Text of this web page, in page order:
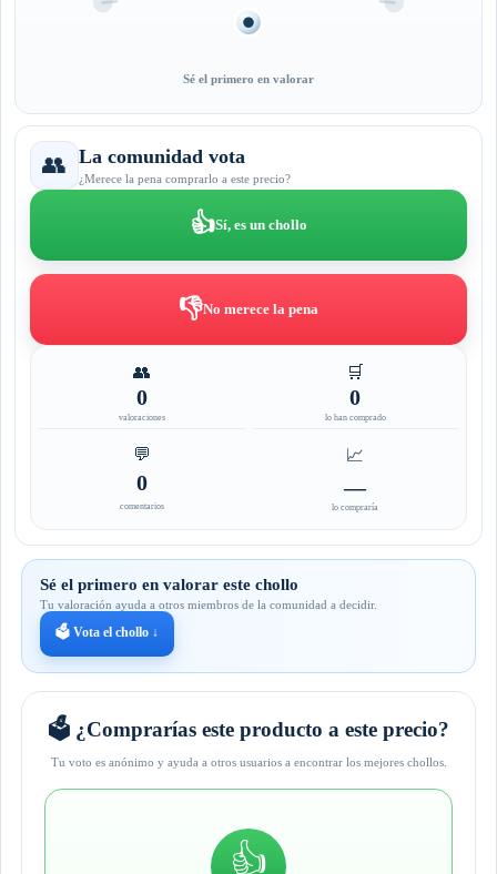
Sé el primero en valorar
👥 La comunidad vota
¿Merece la pena comprarlo a este precio?
👍Sí, es un chollo
👎No merece la pena
👥
0
valoraciones
🛒
0
lo han comprado
💬
0
comentarios
📈
—
lo compraría
Sé el primero en valorar este chollo
Tu valoración ayuda a otros miembros de la comunidad a decidir.
🗳️ Vota el chollo ↓
🗳️ ¿Comprarías este producto a este precio?
Tu voto es anónimo y ayuda a otros usuarios a encontrar los mejores chollos.
👍